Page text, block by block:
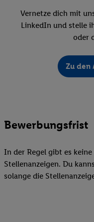
Vernetze dich mit
LinkedIn und stelle
oder
Zu den
Bewerbungsfrist
In der Regel gibt es
Stellenanzeigen. Du
solange die